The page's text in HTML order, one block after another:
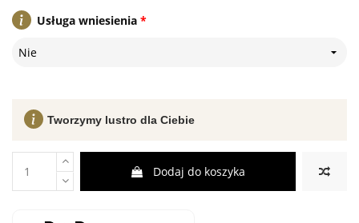
*
Usługa wniesienia
Nie
Dodaj do koszyka
Tworzymy lustro dla Ciebie